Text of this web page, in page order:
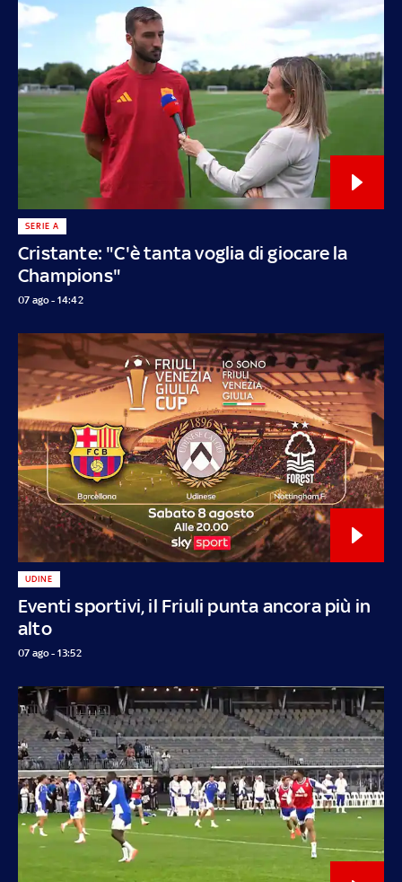
Cristante: "C'è tanta voglia di giocare la
Champions"
SERIE A
07 ago - 14:42
Eventi sportivi, il Friuli punta ancora più in
alto
UDINE
07 ago - 13:52